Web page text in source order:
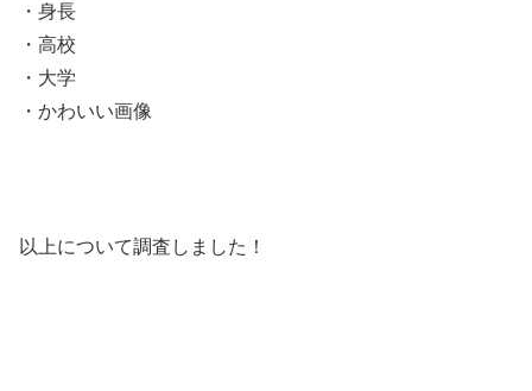
・身長
・高校
・大学
・かわいい画像
以上について調査しました！